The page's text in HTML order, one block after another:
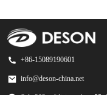
+86-15089190601
info@deson-china.net